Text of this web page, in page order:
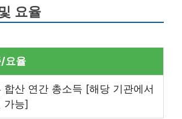
요율
요율
합산 연간 총소득 [해당 기관에서
가능]